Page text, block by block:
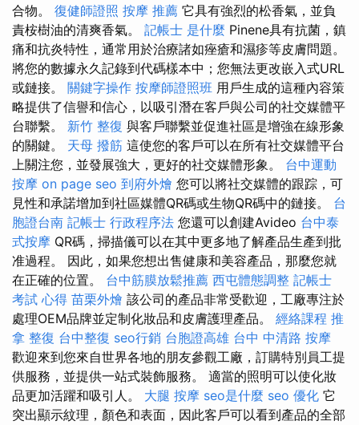
合物。 復健師證照 按摩 推薦 它具有強烈的松香氣，並負
責桉樹油的清爽香氣。 記帳士 是什麼 Pinene具有抗菌，鎮
痛和抗炎特性，通常用於治療諸如痤瘡和濕疹等皮膚問題。
將您的數據永久記錄到代碼樣本中；您無法更改嵌入式URL
或鏈接。 關鍵字操作 按摩師證照班 用戶生成的這種內容策
略提供了信譽和信心，以吸引潛在客戶與公司的社交媒體平
台聯繫。 新竹 整復 與客戶聯繫並促進社區是增強在線形象
的關鍵。 天母 撥筋 這使您的客戶可以在所有社交媒體平台
上關注您，並發展強大，更好的社交媒體形象。 台中運動
按摩 on page seo 到府外燴 您可以將社交媒體的跟踪，可
見性和承諾增加到社區媒體QR碼或生物QR碼中的鏈接。 台
胞證台南 記帳士 行政程序法 您還可以創建Avideo 台中泰
式按摩 QR碼，掃描儀可以在其中更多地了解產品生產到批
准過程。 因此，如果您想出售健康和美容產品，那麼您就
在正確的位置。 台中筋膜放鬆推薦 西屯體態調整 記帳士
考試 心得 苗栗外燴 該公司的產品非常受歡迎，工廠專注於
處理OEM品牌並定制化妝品和皮膚護理產品。 經絡課程 推
拿 整復 台中整復 seo行銷 台胞證高雄 台中 中清路 按摩
歡迎來到您來自世界各地的朋友參觀工廠，訂購特別員工提
供服務，並提供一站式裝飾服務。 適當的照明可以使化妝
品更加活躍和吸引人。 大腿 按摩 seo是什麼 seo 優化 它
突出顯示紋理，顏色和表面，因此客戶可以看到產品的全部